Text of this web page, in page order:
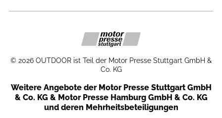
© 2026 OUTDOOR ist Teil der Motor Presse Stuttgart GmbH &
Co. KG
Weitere Angebote der Motor Presse Stuttgart GmbH
& Co. KG & Motor Presse Hamburg GmbH & Co. KG
und deren Mehrheitsbeteiligungen